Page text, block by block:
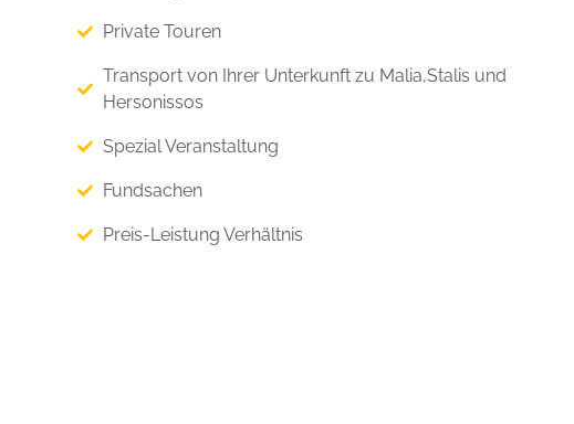
Private Touren
Transport von Ihrer Unterkunft zu Malia,Stalis und
Hersonissos
Spezial Veranstaltung
Fundsachen
Preis-Leistung Verhältnis